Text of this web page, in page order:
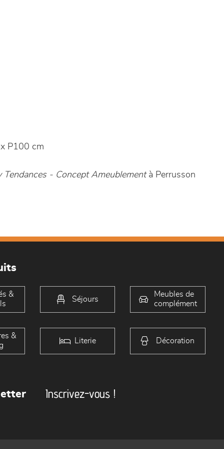
P100 cm
Tendances - Concept Ameublement à Perrusson
&
Séjours
Meubles de
complément
&
Literie Décoration
Inscrivez-vous !